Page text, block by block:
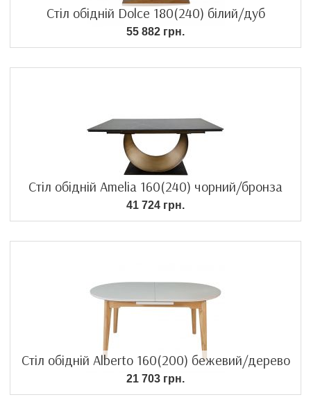
Стіл обідній Dolce 180(240) білий/дуб
55 882 грн.
Стіл обідній Amelia 160(240) чорний/бронза
41 724 грн.
Стіл обідній Alberto 160(200) бежевий/дерево
21 703 грн.